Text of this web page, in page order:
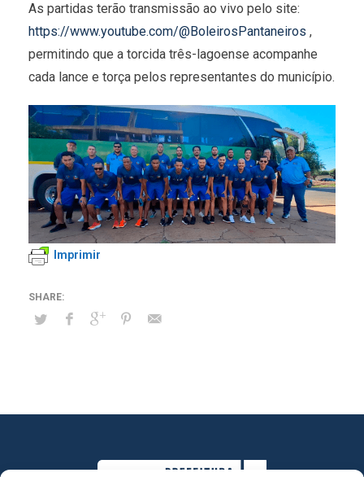
As partidas terão transmissão ao vivo pelo site:
https://www.youtube.com/@BoleirosPantaneiros ,
permitindo que a torcida três-lagoense acompanhe
cada lance e torça pelos representantes do município.
Imprimir